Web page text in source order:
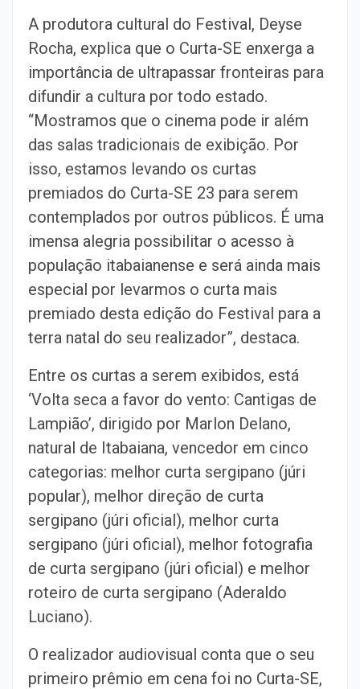
A produtora cultural do Festival, Deyse
Rocha, explica que o Curta-SE enxerga a
importância de ultrapassar fronteiras para
difundir a cultura por todo estado.
“Mostramos que o cinema pode ir além
das salas tradicionais de exibição. Por
isso, estamos levando os curtas
premiados do Curta-SE 23 para serem
contemplados por outros públicos. É uma
imensa alegria possibilitar o acesso à
população itabaianense e será ainda mais
especial por levarmos o curta mais
premiado desta edição do Festival para a
terra natal do seu realizador”, destaca.
Entre os curtas a serem exibidos, está
‘Volta seca a favor do vento: Cantigas de
Lampião’, dirigido por Marlon Delano,
natural de Itabaiana, vencedor em cinco
categorias: melhor curta sergipano (júri
popular), melhor direção de curta
sergipano (júri oficial), melhor curta
sergipano (júri oficial), melhor fotografia
de curta sergipano (júri oficial) e melhor
roteiro de curta sergipano (Aderaldo
Luciano).
O realizador audiovisual conta que o seu
primeiro prêmio em cena foi no Curta-SE,